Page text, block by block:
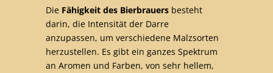
Die Fähigkeit des Bierbrauers besteht
darin, die Intensität der Darre
anzupassen, um verschiedene Malzsorten
herzustellen. Es gibt ein ganzes Spektrum
an Aromen und Farben, von sehr hellem,